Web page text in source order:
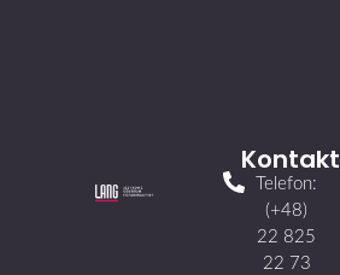
Kontakt
Telefon:
(+48)
22 825
22 73